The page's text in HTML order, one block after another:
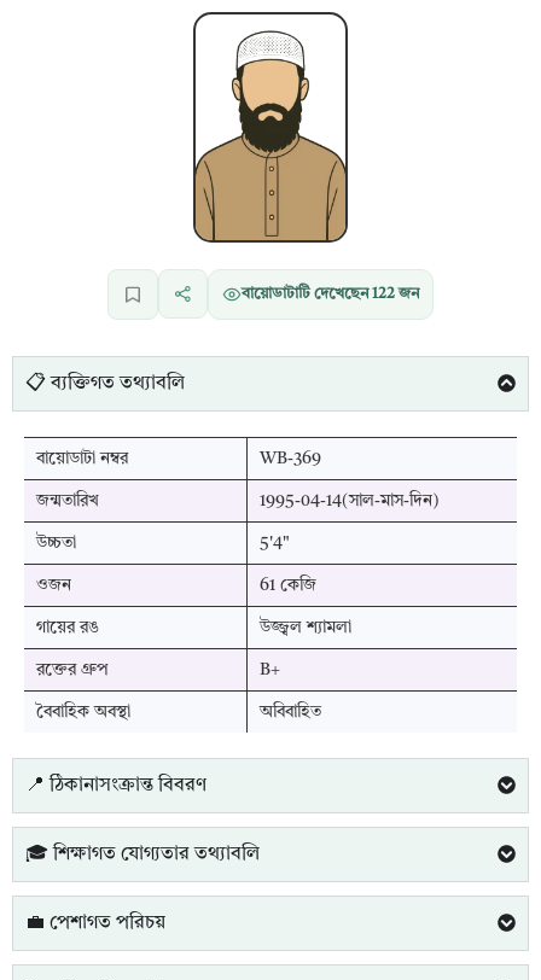
বায়োডাটাটি দেখেছেন122জন
📋 ব্যক্তিগত তথ্যাবলি
বায়োডাটা নম্বর WB-369
জন্মতারিখ 1995-04-14(সাল-মাস-দিন)
উচ্চতা 5'4"
ওজন 61 কেজি
গায়ের রঙ উজ্জ্বল শ্যামলা
রক্তের গ্রুপ B+
বৈবাহিক অবস্থা অবিবাহিত
📍 ঠিকানাসংক্রান্ত বিবরণ
🎓 শিক্ষাগত যোগ্যতার তথ্যাবলি
💼 পেশাগত পরিচয়